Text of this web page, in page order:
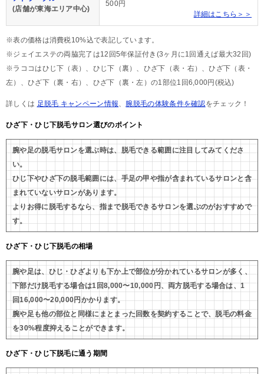
(店舗が東海エリア中心)
500円
詳細はこちら＞＞
※表の価格は消費税10%込で表記しています。
※ジェイエステの両脇完了は12回5年保証付き(3ヶ月に1回通えば最大32回)
※ラココはひじ下（表）、ひじ下（裏）、ひざ下（表・右）、ひざ下（表・
左）、ひざ下（裏・右）、ひざ下（裏・左）の1部位1回6,000円(税込)
詳しくは 足脱毛 キャンペーン情報、 腕脱毛の体験条件を確認をチェック！
ひざ下・ひじ下脱毛サロン選びのポイント
腕や足の脱毛サロンを選ぶ時は、脱毛できる範囲に注目してみてくださ
い。
ひじ下やひざ下の脱毛範囲には、手足の甲や指が含まれているサロンと含
まれていないサロンがあります。
よりお得に脱毛するなら、指まで脱毛できるサロンを選ぶのがおすすめで
す。
ひざ下・ひじ下脱毛の相場
腕や足は、ひじ・ひざよりも下か上で部位が分かれているサロンが多く、
下部だけ脱毛する場合は1回8,000〜10,000円、両方脱毛する場合は、1
回16,000〜20,000円かかります。
腕や足も他の部位と同様にまとまった回数を契約することで、脱毛の料金
を30%程度抑えることができます。
ひざ下・ひじ下脱毛に通う期間